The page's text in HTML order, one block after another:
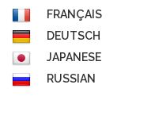
FRANÇAIS
DEUTSCH
JAPANESE
RUSSIAN